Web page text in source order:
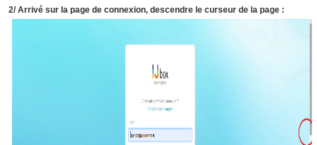
2/ Arrivé sur la page de connexion, descendre le curseur de la page :